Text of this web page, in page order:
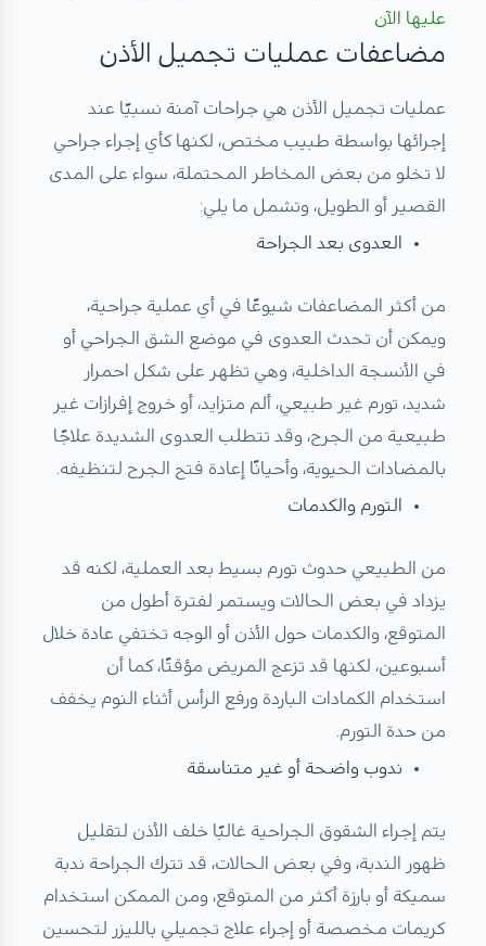
عليها الآن
مضاعفات عمليات تجميل الأذن
عمليات تجميل الأذن هي جراحات آمنة نسبيًا عند
إجرائها بواسطة طبيب مختص، لكنها كأي إجراء جراحي
لا تخلو من بعض المخاطر المحتملة، سواء على المدى
القصير أو الطويل، وتشمل ما يلي:
العدوى بعد الجراحة
من أكثر المضاعفات شيوعًا في أي عملية جراحية،
ويمكن أن تحدث العدوى في موضع الشق الجراحي أو
في الأنسجة الداخلية، وهي تظهر على شكل احمرار
شديد، تورم غير طبيعي، ألم متزايد، أو خروج إفرازات غير
طبيعية من الجرح، وقد تتطلب العدوى الشديدة علاجًا
بالمضادات الحيوية، وأحيانًا إعادة فتح الجرح لتنظيفه.
التورم والكدمات
من الطبيعي حدوث تورم بسيط بعد العملية، لكنه قد
يزداد في بعض الحالات ويستمر لفترة أطول من
المتوقع، والكدمات حول الأذن أو الوجه تختفي عادة خلال
أسبوعين، لكنها قد تزعج المريض مؤقتًا، كما أن
استخدام الكمادات الباردة ورفع الرأس أثناء النوم يخفف
من حدة التورم.
ندوب واضحة أو غير متناسقة
يتم إجراء الشقوق الجراحية غالبًا خلف الأذن لتقليل
ظهور الندبة، وفي بعض الحالات، قد تترك الجراحة ندبة
سميكة أو بارزة أكثر من المتوقع، ومن الممكن استخدام
كريمات مخصصة أو إجراء علاج تجميلي بالليزر لتحسين